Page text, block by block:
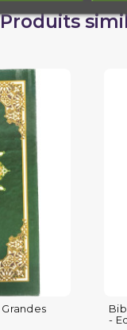
Produits
-